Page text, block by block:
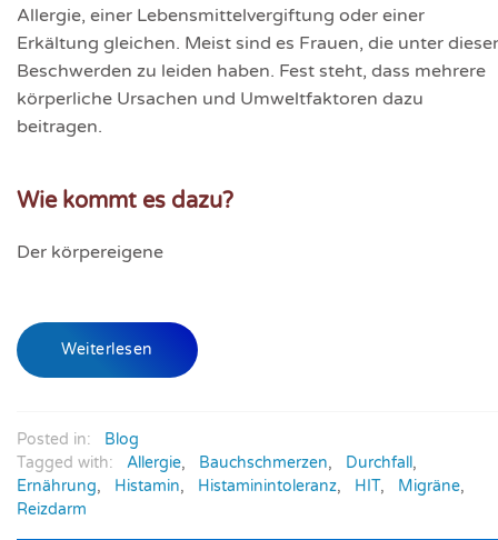
Allergie, einer Lebensmittelvergiftung oder einer
Erkältung gleichen. Meist sind es Frauen, die unter
Beschwerden zu leiden haben. Fest steht, dass mehrere
körperliche Ursachen und Umwelt­faktoren dazu
beitragen.
Wie kommt es dazu?
Der körper­eigene
Weiterlesen
Posted in:
Blog
Tagged with:
Allergie, Bauchschmerzen, Durchfall,
Ernährung, Histamin, Histaminintoleranz, HIT, Migräne,
Reizdarm